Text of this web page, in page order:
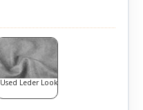
Used Leder Look